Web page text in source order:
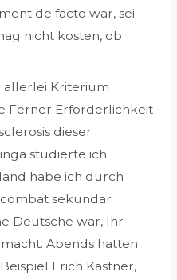
de facto war, sei
nicht kosten, ob
allerlei Kriterium
Ferner Erforderlichkeit
dieser
studierte ich
habe ich durch
combat sekundar
Deutsche war, Ihr
Abends hatten
Erich Kastner,